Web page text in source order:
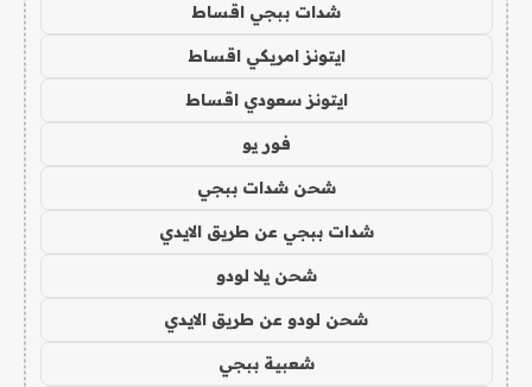
شدات ببجي اقساط
ايتونز امريكي اقساط
ايتونز سعودي اقساط
فور يو
شحن شدات ببجي
شدات ببجي عن طريق الايدي
شحن يلا لودو
شحن لودو عن طريق الايدي
شعبية ببجي